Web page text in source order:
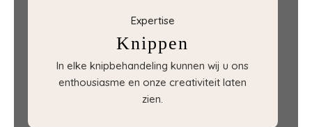
Expertise
Knippen
In elke knipbehandeling kunnen wij u ons
enthousiasme en onze creativiteit laten
zien.